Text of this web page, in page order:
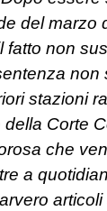
del marzo
fatto non
stazioni
Corte
che
a
articoli